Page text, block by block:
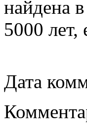
найдена
5000
Дата